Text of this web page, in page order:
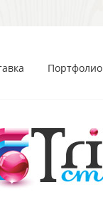
Портфолио